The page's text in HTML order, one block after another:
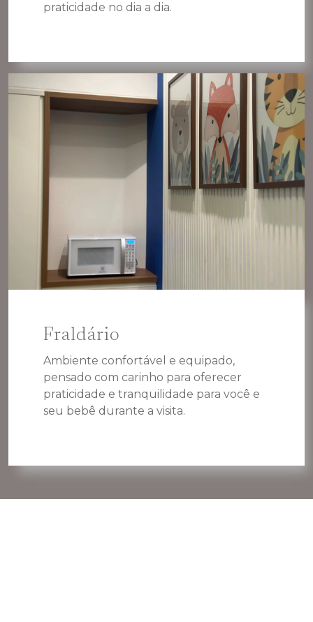
praticidade no dia a dia.
Fraldário
Ambiente confortável e equipado,
pensado com carinho para oferecer
praticidade e tranquilidade para você e
seu bebê durante a visita.